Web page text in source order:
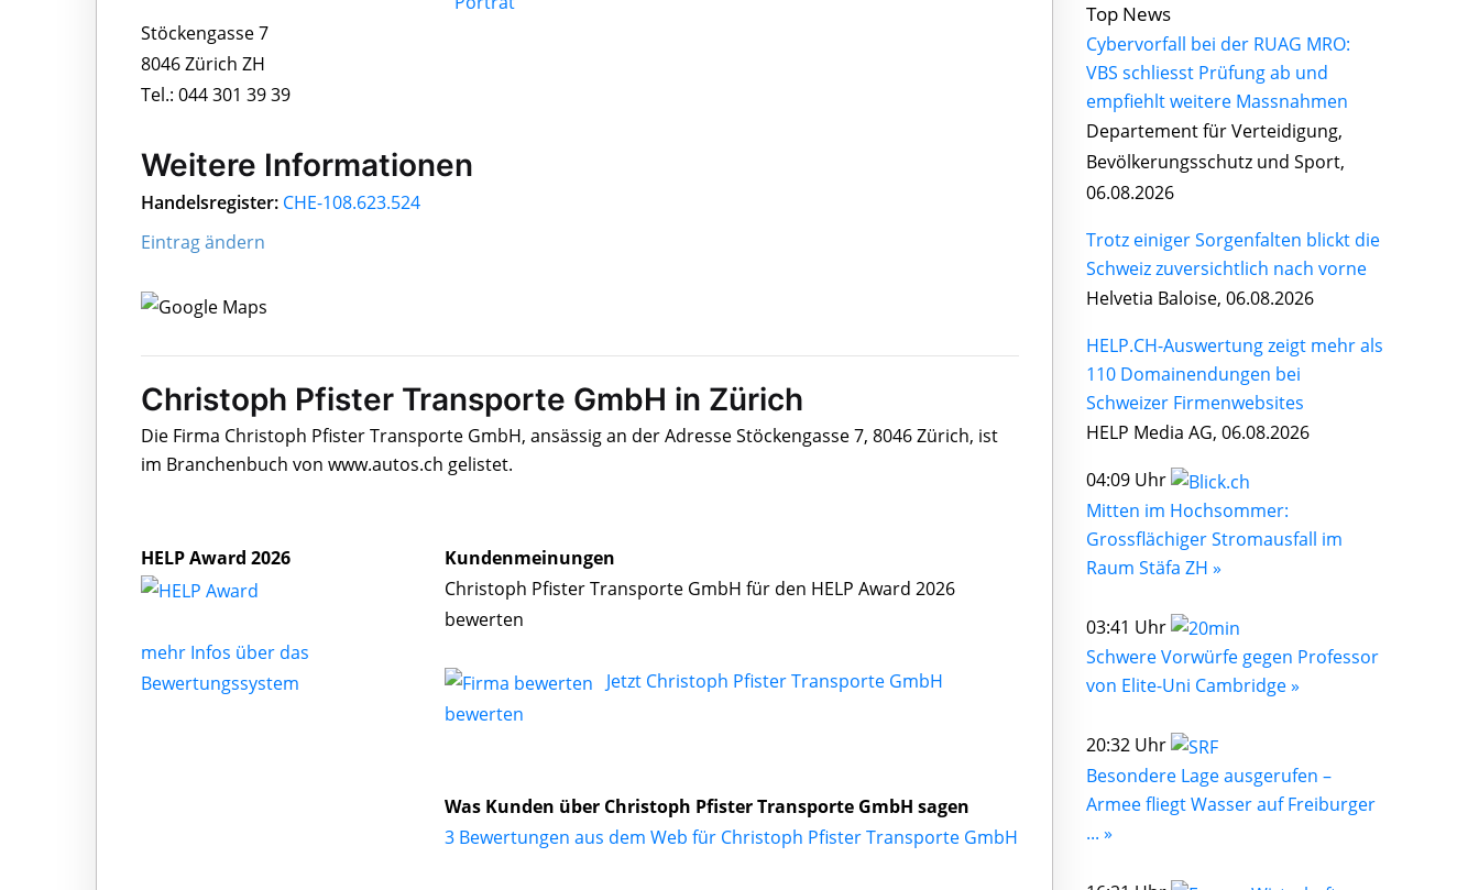
Stöckengasse 7
8046 Zürich ZH
Tel.: 044 301 39 39
Weitere Informationen
Handelsregister: CHE-108.623.524
Eintrag ändern
Christoph Pfister Transporte GmbH in Zürich
Die Firma Christoph Pfister Transporte GmbH, ansässig an der Adresse Stöckengasse 7, 8046 Zürich, ist
im Branchenbuch von www.autos.ch gelistet.
HELP Award 2026
mehr Infos über das
Bewertungssystem
Kundenmeinungen
Christoph Pfister Transporte GmbH für den HELP Award 2026
bewerten
Jetzt Christoph Pfister Transporte GmbH
bewerten
Was Kunden über Christoph Pfister Transporte GmbH sagen
3 Bewertungen aus dem Web für Christoph Pfister Transporte GmbH
Top News
Cybervorfall bei der RUAG MRO:
VBS schliesst Prüfung ab und
empfiehlt weitere Massnahmen
Departement für Verteidigung,
Bevölkerungsschutz und Sport,
06.08.2026
Trotz einiger Sorgenfalten blickt die
Schweiz zuversichtlich nach vorne
Helvetia Baloise, 06.08.2026
HELP.CH-Auswertung zeigt mehr als
110 Domainendungen bei
Schweizer Firmenwebsites
HELP Media AG, 06.08.2026
04:09 Uhr
Mitten im Hochsommer:
Grossflächiger Stromausfall im
Raum Stäfa ZH »
03:41 Uhr
Schwere Vorwürfe gegen Professor
von Elite-Uni Cambridge »
20:32 Uhr
Besondere Lage ausgerufen –
Armee fliegt Wasser auf Freiburger
... »